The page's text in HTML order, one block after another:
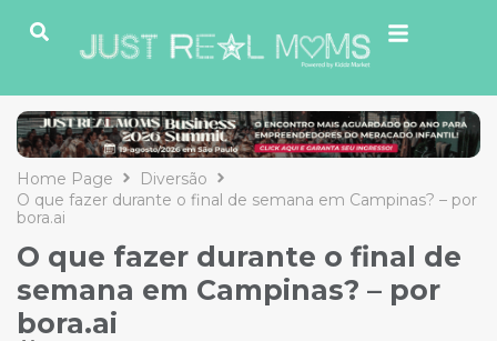
Home Page
Diversão
O que fazer durante o final de semana em Campinas? – por
bora.ai
O que fazer durante o final de
semana em Campinas? – por
bora.ai